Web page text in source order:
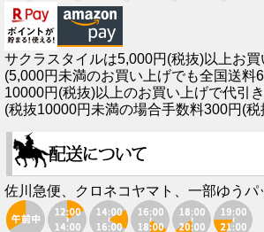
サクラスタイルは5,000円(税抜)以上お買
(5,000円未満のお買い上げでも全国送料
10000円(税抜)以上のお買い上げで代引
(税抜10000円未満の場合手数料300円(税
佐川急便、クロネコヤマト、一部ゆうパ